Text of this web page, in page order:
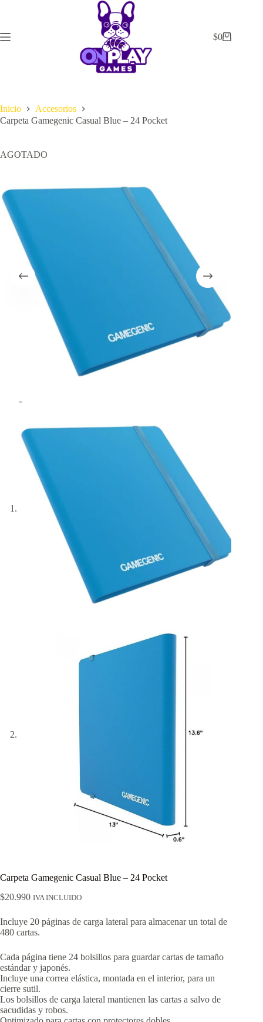
Carrito
$0
Inicio
Accesorios
Carpeta Gamegenic Casual Blue – 24 Pocket
AGOTADO
Carpeta Gamegenic Casual Blue – 24 Pocket
$20.990 IVA INCLUIDO
Incluye 20 páginas de carga lateral para almacenar un total de
480 cartas.
Cada página tiene 24 bolsillos para guardar cartas de tamaño
estándar y japonés.
Incluye una correa elástica, montada en el interior, para un
cierre sutil.
Los bolsillos de carga lateral mantienen las cartas a salvo de
sacudidas y robos.